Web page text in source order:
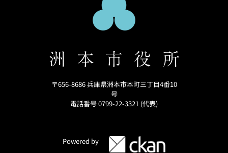
〒656-8686 兵庫県洲本市本町三丁目4番10
号
電話番号 0799-22-3321 (代表)
Powered by